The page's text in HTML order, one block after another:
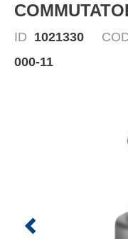
ID 1021330
000-11